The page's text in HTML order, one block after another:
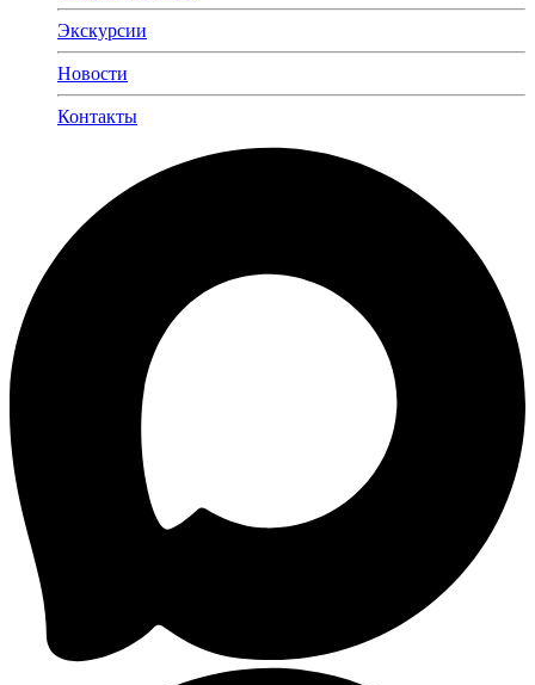
Экскурсии
Новости
Контакты